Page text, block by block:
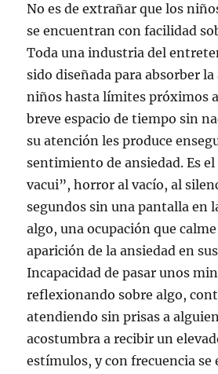
No es de extrañar que los
se encuentran con facilidad
Toda una industria del
sido diseñada para absorber
niños hasta límites próximos
breve espacio de tiempo sin
su atención les produce
sentimiento de ansiedad. Es
vacui”, horror al vacío, al
segundos sin una pantalla en
algo, una ocupación que
aparición de la ansiedad en
Incapacidad de pasar unos
reflexionando sobre algo,
atendiendo sin prisas a
acostumbra a recibir un
estímulos, y con frecuencia se